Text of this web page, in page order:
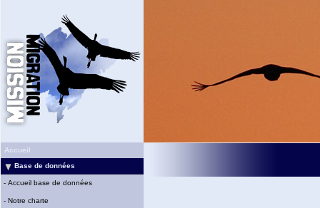
Accueil
Base de données
- Accueil base de données
- Notre charte